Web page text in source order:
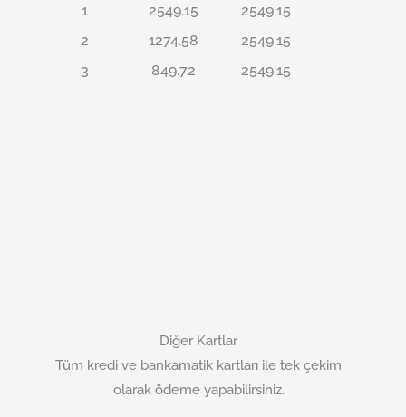
1
2549.15
2549.15
2
1274.58
2549.15
3
849.72 2549.15
Diğer Kartlar
Tüm kredi ve bankamatik kartları ile tek çekim
olarak ödeme yapabilirsiniz.